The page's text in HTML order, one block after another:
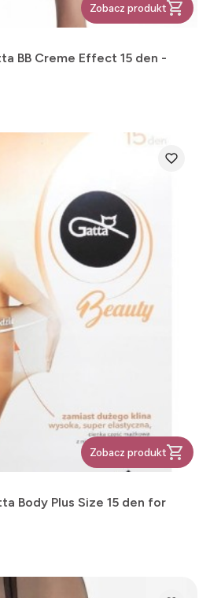
Zobacz produkt
BB Creme Effect 15 den -
Zobacz produkt
Body Plus Size 15 den for